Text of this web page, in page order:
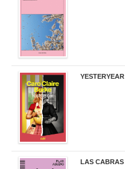
YESTERYEAR
LAS CABRAS